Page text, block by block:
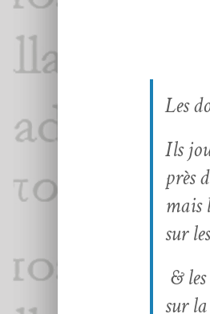
Les
Ils
près
mais
sur
&
sur